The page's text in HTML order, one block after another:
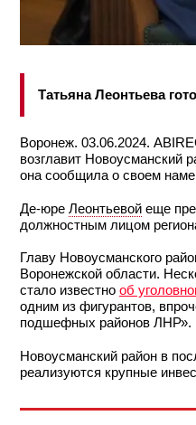
Татьяна Леонтьева
Воронеж. 03.06.2024.
возглавит Новоусманский
она сообщила о своем
Де-юре Леонтьевой еще
должностным лицом
Главу Новоусманского
Воронежской области.
стало известно об
одним из фигурантов,
подшефных районов ЛНР».
Новоусманский район в
реализуются крупные